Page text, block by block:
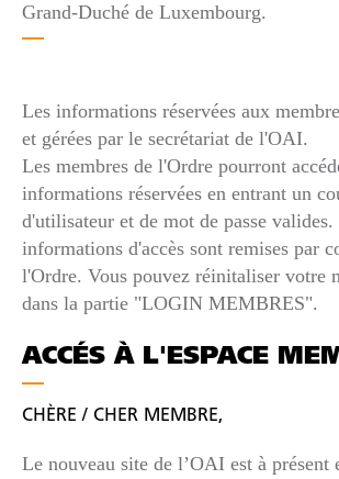
Grand-Duché de Luxembourg.
Les informations réservées aux
et gérées par le secrétariat de l'OAI.
Les membres de l'Ordre pourront
informations réservées en entrant un
d'utilisateur et de mot de passe valides.
informations d'accès sont remises par
l'Ordre. Vous pouvez réinitaliser votre
dans la partie "LOGIN MEMBRES".
ACCÉS À L'ESPACE
CHÈRE / CHER MEMBRE,
Le nouveau site de l’OAI est à présent